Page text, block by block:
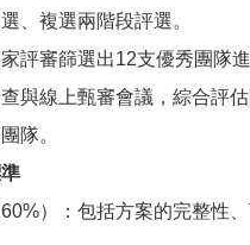
、複選兩階段評選。
評審篩選出12支優秀團隊
與線上甄審會議，綜合評估
隊。
）：包括方案的完整性